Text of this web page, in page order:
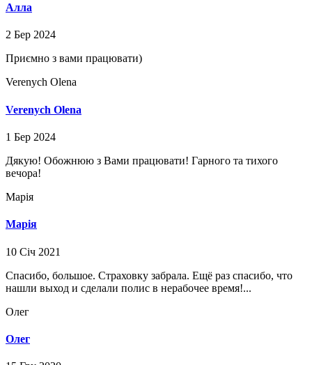
Алла
2 Бер 2024
Приємно з вами працювати)
Verenych Olena⁩
Verenych Olena⁩
1 Бер 2024
Дякую! Обожнюю з Вами працювати! Гарного та тихого
вечора!
Марія
Марія
10 Січ 2021
Спасибо, большое. Страховку забрала. Ещё раз спасибо, что
нашли выход и сделали полис в нерабочее время!...
Олег
Олег